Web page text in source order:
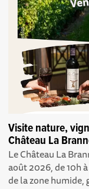
Visite nature,
Château La
Le Château La
août 2026, de 10h
de la zone humide,